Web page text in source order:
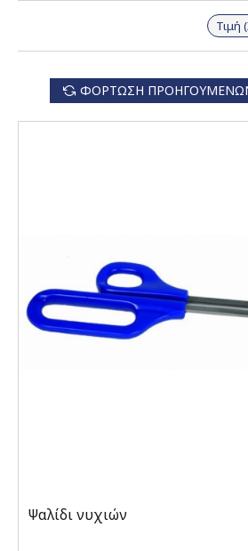
ΦΌΡΤΩΣΗ
Ψαλίδι νυχιών